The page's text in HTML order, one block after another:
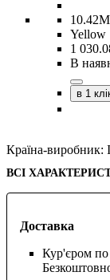
Доставка
Кур'єром
Yellow
1 030.
В
в 1
Країна-виробник:
ВСІ